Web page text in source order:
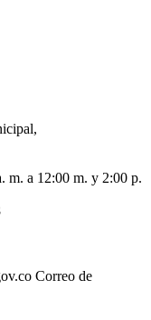
m. a 12:00 m. y 2:00 p.
Correo de